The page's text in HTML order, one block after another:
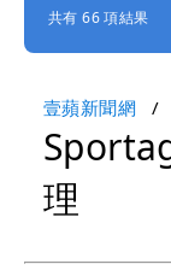
共有 66 項結果
壹蘋新聞網
理